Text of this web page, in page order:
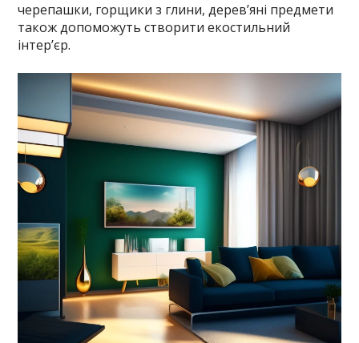
черепашки, горщики з глини, дерев’яні предмети
також допоможуть створити екостильний
інтер’єр.